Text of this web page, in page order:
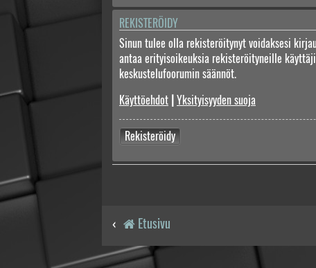
REKISTERÖIDY
Sinun tulee olla rekisteröitynyt voidaksesi
antaa erityisoikeuksia rekisteröityneille
keskustelufoorumin säännöt.
Käyttöehdot | Yksityisyyden suoja
Rekisteröidy
Etusivu